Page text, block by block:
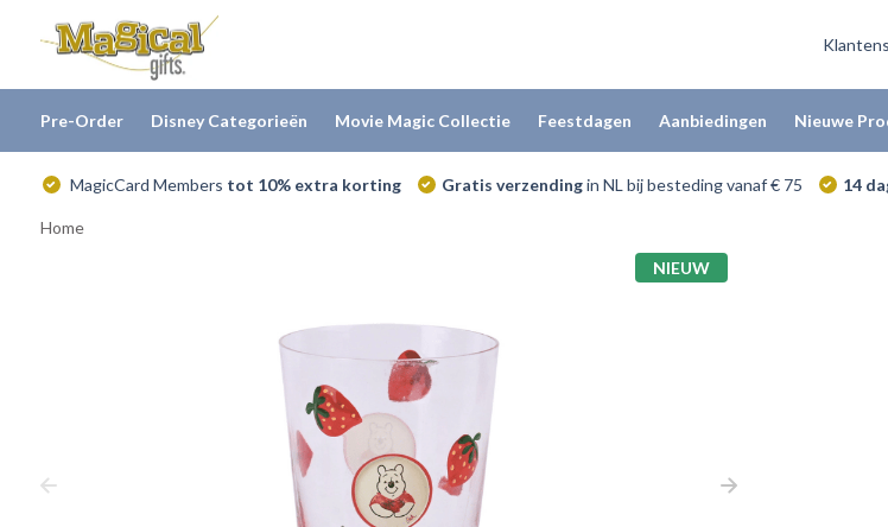
Pre-Order Disney Categorieën Movie Magic Collectie Feestdagen Aanbiedingen Nieuwe
MagicCard Members tot 10% extra korting Gratis verzendingin NL bij besteding vanaf € 75 14
Home
NIEUW